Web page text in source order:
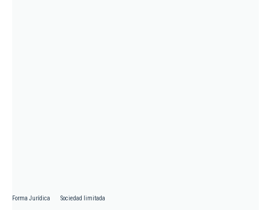
Forma Jurídica Sociedad limitada